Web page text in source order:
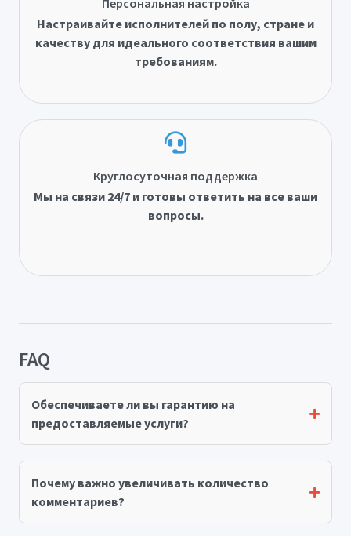
Персональная настройка
Настраивайте исполнителей по полу, стране и
качеству для идеального соответствия вашим
требованиям.
Круглосуточная поддержка
Мы на связи 24/7 и готовы ответить на все ваши
вопросы.
FAQ
Обеспечиваете ли вы гарантию на
предоставляемые услуги?
Почему важно увеличивать количество
комментариев?